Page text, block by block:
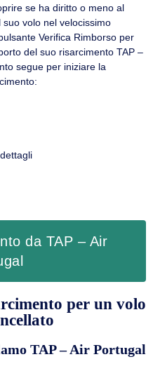
se ha diritto o meno al
volo nel velocissimo
Verifica Rimborso per
del suo risarcimento TAP –
segue per iniziare la
da TAP – Air
per un volo
TAP – Air Portugal